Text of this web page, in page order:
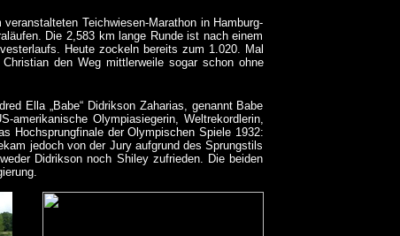
Teichwiesen-Marathon in Hamburg-
Die 2,583 km lange Runde ist nach einem
Heute zockeln bereits zum 1.020. Mal
den Weg mittlerweile sogar schon ohne
Ella „Babe“ Didrikson Zaharias, genannt Babe
Olympiasiegerin, Weltrekordlerin,
Hochsprungfinale der Olympischen Spiele 1932:
jedoch von der Jury aufgrund des Sprungstils
Didrikson noch Shiley zufrieden. Die beiden